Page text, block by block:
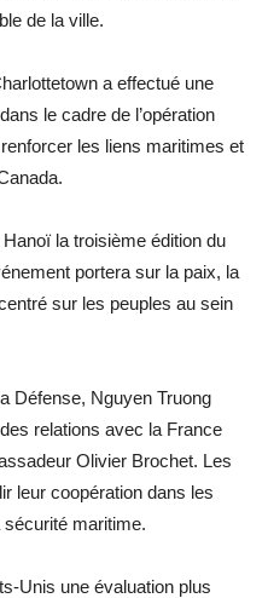
de la ville.
a effectué une
le cadre de l’opération
les liens maritimes et
la troisième édition du
portera sur la paix, la
sur les peuples au sein
Défense, Nguyen Truong
relations avec la France
Olivier Brochet. Les
leur coopération dans les
maritime.
Unis une évaluation plus